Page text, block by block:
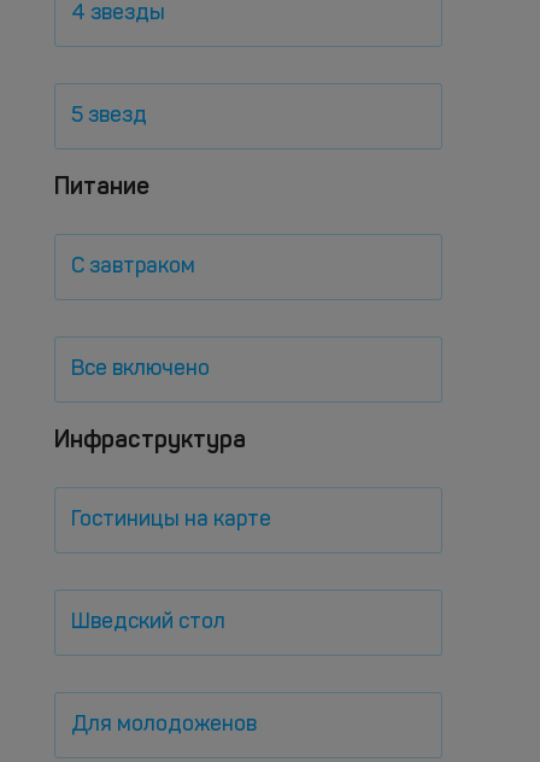
4 звезды
5 звезд
Питание
С завтраком
Все включено
Инфраструктура
Гостиницы на карте
Шведский стол
Для молодоженов